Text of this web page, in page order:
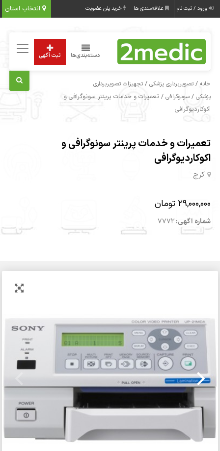
انتخاب استان ورود / ثبت نام علاقه‌مندی ها خرید پلن عضویت
دسته‌بندی‌ها ثبت آگهی
خانه /تصویربرداری پزشکی /تجهیزات تصویربرداری
پزشکی /سونوگرافی / تعمیرات و خدمات پرینتر سونوگرافی و
اکوکاردیوگرافی
تعمیرات و خدمات پرینتر سونوگرافی و
اکوکاردیوگرافی
کرج
29,000,000 تومان
شماره آگهی:7772